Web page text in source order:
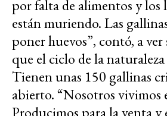
por falta de alimentos y los
están muriendo. Las
poner huevos”, contó, a ver
que el ciclo de la
Tienen unas 150 gallinas
abierto. “Nosotros vivimos
Producimos para la venta y